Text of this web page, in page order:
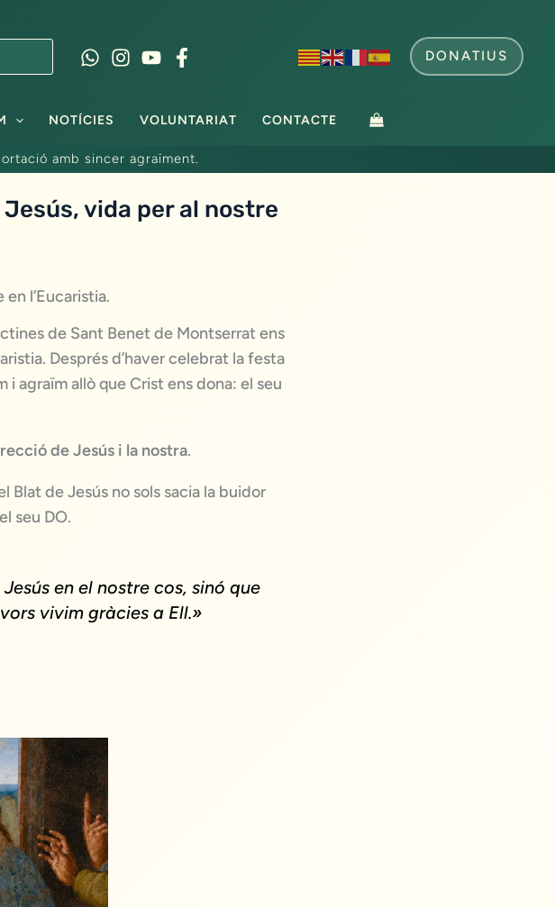
DONATIUS
NOTÍCIES VOLUNTARIAT CONTACTE
amb sincer agraïment.
vida per al nostre
l’Eucaristia.
de Sant Benet de Montserrat ens
Després d’haver celebrat la festa
agraïm allò que Crist ens dona: el seu
de Jesús i la nostra.
Blat de Jesús no sols sacia la buidor
seu DO.
en el nostre cos, sinó que
vivim gràcies a Ell.»